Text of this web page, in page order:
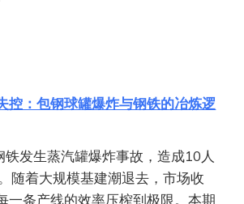
控：包钢球罐爆炸与钢铁的冶炼逻
发生蒸汽罐爆炸事故，造成10人
随着大规模基建潮退去，市场收
一条产线的效率压榨到极限。本期